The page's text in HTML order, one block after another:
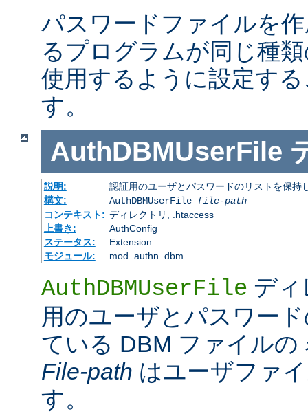
パスワードファイルを
るプログラムが同じ種
使用するように設定す
す。
AuthDBMUserFile
説明:
認証用のユーザとパスワードのリストを保
構文:
AuthDBMUserFile file-path
コンテキスト: ディレクトリ, .htaccess
上書き:
AuthConfig
ステータス:
Extension
モジュール:
mod_authn_dbm
AuthDBMUserFile デ
用のユーザとパスワー
ている DBM ファイルの
File-path はユーザファ
す。